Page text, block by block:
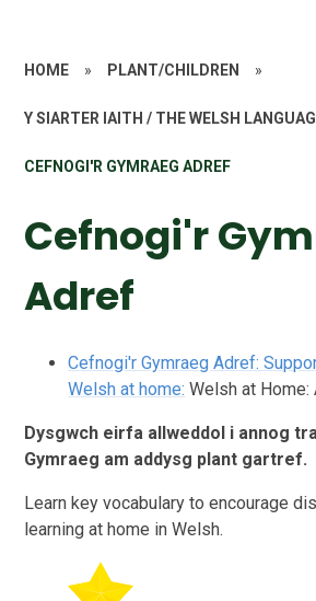
HOME » PLANT/CHILDREN »
Y SIARTER IAITH / THE WELSH
CEFNOGI'R GYMRAEG ADREF
Cefnogi'r
Adref
Cefnogi'r Gymraeg Adref:
Welsh at home: Welsh at
Dysgwch eirfa allweddol i annog
Gymraeg am addysg plant gartref.
Learn key vocabulary to encourage
learning at home in Welsh.